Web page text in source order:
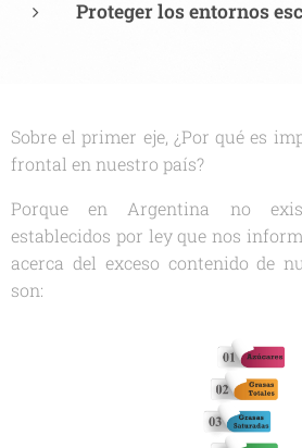
Proteger los entornos
Sobre el primer eje, ¿Por qué es
frontal en nuestro país?
Porque en Argentina no
establecidos por ley que nos
acerca del exceso contenido de
son: